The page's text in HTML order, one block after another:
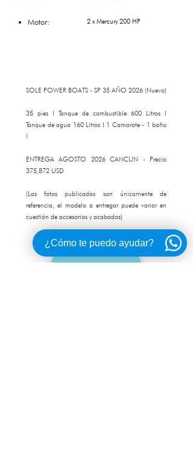
Motor: 2 x Mercury 200 HP
SOLE POWER BOATS - SP 35 AÑO 2026 (Nuevo)
35 pies I Tanque de combustible 600 Litros I
Tanque de agua 160 Litros I 1 Camarote - 1 baño
I
ENTREGA AGOSTO 2026 CANCUN - Precio
375,872 USD
(Las fotos publicadas son únicamente de
referencia, el modelo a entregar puede variar en
cuestión de accesorios y acabados)
ME INTERESA
¿Cómo te puedo ayudar?